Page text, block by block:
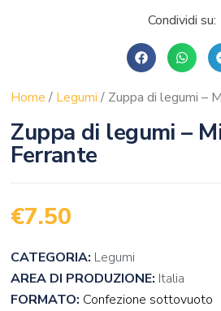
Condividi su:
Home / Legumi / Zuppa di legumi –
Zuppa di legumi –
Ferrante
€7.50
CATEGORIA: Legumi
AREA DI PRODUZIONE: Italia
FORMATO: Confezione sottovuoto